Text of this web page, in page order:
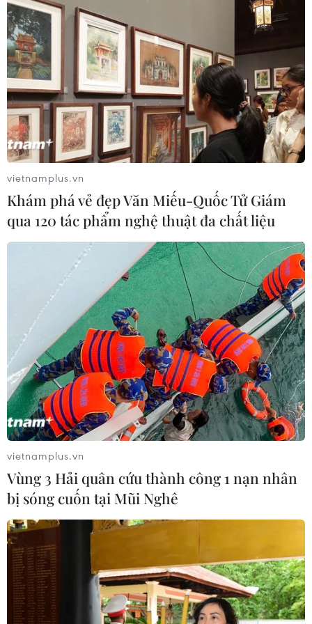
#Mùa Thu #Chăm sóc da #Da khô
Theo dõi VietnamPlus
TIN LIÊN QUAN
vietnamplus.vn
Khám phá vẻ đẹp Văn Miếu-Quốc Tử Giám
qua 120 tác phẩm nghệ thuật đa chất liệu
vietnamplus.vn
Vùng 3 Hải quân cứu thành công 1 nạn nhân
bị sóng cuốn tại Mũi Nghê